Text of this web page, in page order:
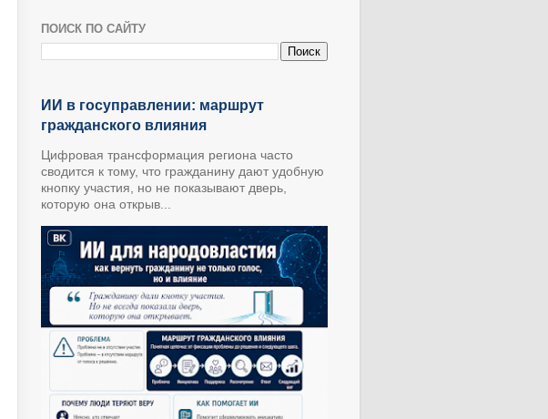
ПОИСК ПО САЙТУ
ИИ в госуправлении: маршрут
гражданского влияния
Цифровая трансформация региона часто
сводится к тому, что гражданину дают удобную
кнопку участия, но не показывают дверь,
которую она открыв...